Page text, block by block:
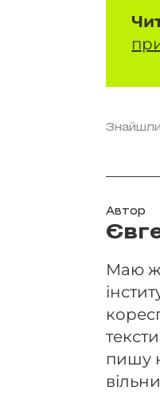
Знайшли
Автор
Маю
пишу